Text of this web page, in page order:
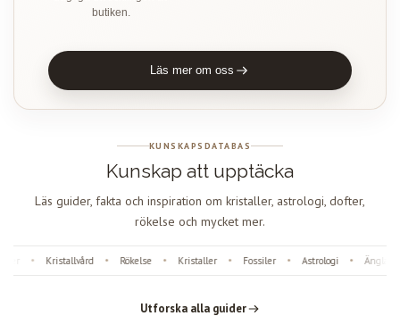
butiken.
Läs mer om oss
KUNSKAPSDATABAS
Kunskap att upptäcka
Läs guider, fakta och inspiration om kristaller, astrologi, dofter,
rökelse och mycket mer.
Kristallvård • Rökelse • Kristaller • Fossiler • Astrologi •
Utforska alla guider